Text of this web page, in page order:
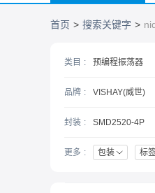
首页 搜索关键字
类目 预编程振荡器
贴片型铝电解电容
品牌 VISHAY(威世)
PANASONIC(松
封装 SMD2520-4P
更多 包装 标